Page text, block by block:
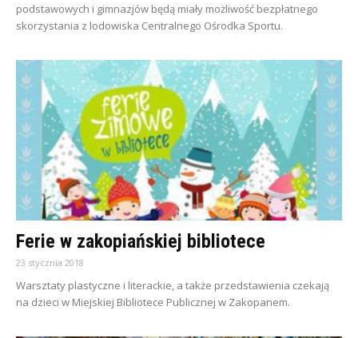
podstawowych i gimnazjów będą miały możliwość bezpłatnego
skorzystania z lodowiska Centralnego Ośrodka Sportu.
Ferie w zakopiańskiej bibliotece
23 stycznia 2018
Warsztaty plastyczne i literackie, a także przedstawienia czekają
na dzieci w Miejskiej Bibliotece Publicznej w Zakopanem.